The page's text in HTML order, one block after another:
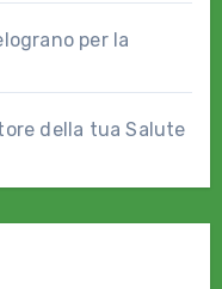
per la
della tua Salute